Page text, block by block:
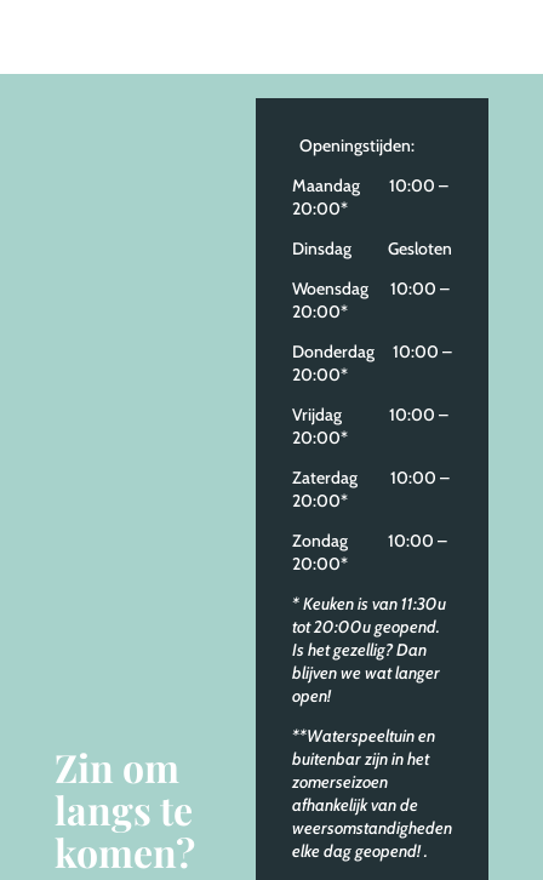
Zin om
langs te
komen?
Openingstijden:
Maandag 10:00 –
20:00*
Dinsdag Gesloten
Woensdag 10:00 –
20:00*
Donderdag 10:00 –
20:00*
Vrijdag 10:00 –
20:00*
Zaterdag 10:00 –
20:00*
Zondag 10:00 –
20:00*
* Keuken is van 11:30u
tot 20:00u geopend.
Is het gezellig? Dan
blijven we wat langer
open!
**Waterspeeltuin en
buitenbar zijn in het
zomerseizoen
afhankelijk van de
weersomstandigheden
elke dag geopend!.